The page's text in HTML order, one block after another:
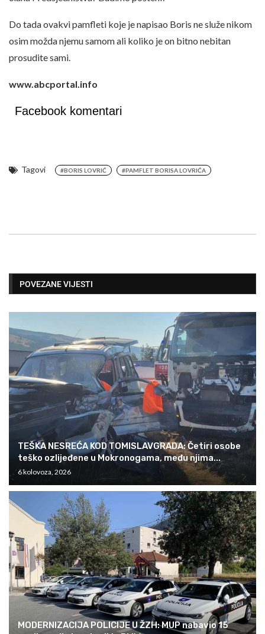
Do tada ovakvi pamfleti koje je napisao Boris ne služe nikom
osim možda njemu samom ali koliko je on bitno nebitan
prosudite sami.
www.abcportal.info
Facebook komentari
Tagovi #BORIS LOVRIĆ #PAMFLET BORISA LOVRIĆA
POVEZANE VIJESTI
TEŠKA NESREĆA KOD TOMISLAVGRADA: Četiri osobe
teško ozlijeđene u Mokronogama, među njima...
6 kolovoza, 2026
MODERNIZACIJA POLICIJE U ŽZH: MUP nabavio 15